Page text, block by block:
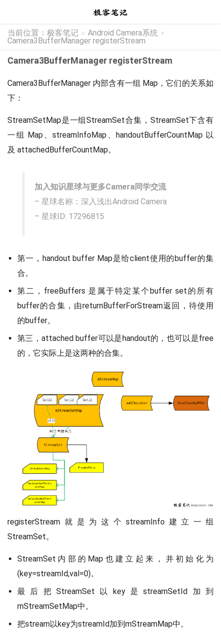
当前位置： 极客笔记 > Android Camera系统 >
Camera3BufferManager registerStream
Camera3BufferManager registerStream
Camera3BufferManager 内部含有一组 Map，它们的关系如
下：
StreamSetMap是一组StreamSet合集，StreamSet下含有
一组 Map、streamInfoMap、handoutBufferCountMap 以
及 attachedBufferCountMap。
加入知识星球与更多Camera同学交流
– 星球名称：深入浅出Android Camera
– 星球ID: 17296815
第一，handout buffer Map是给client使用的buffer的集
合。
第二，freeBuffers 是属于特定某个buffer set的所有
buffer的合集，由returnBufferForStream返回，待使用
的buffer。
第三，attached buffer可以是handout的，也可以是free
的，它实际上是这两种的合集。
registerStream就是为这个streamInfo建立一组
StreamSet。
StreamSet内部的Map也建立起来，并初始化为
(key=streamId,val=0)。
最后把StreamSet以key是streamSetId加到
mStreamSetMap中。
把stream以key为streamId加到mStreamMap中。